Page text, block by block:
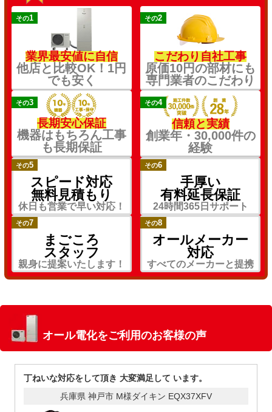
その1
業界最安値に自信
他店と比較OK！1円
でも安く
その2
こだわり自社工事
原価10円の部材にも
専門業者のこだわり
その3
長期安心保証
機器はもちろん工事
も長期保証
その4
信頼と実績
創業年・30,000件の
経験
その5
スピード対応
無料見積もり
休日も営業で早い対応！
その6
手厚い
有料延長保証
24時間365日サポート
その7
まごころ
スタッフ
親身に提案いたします！
その8
オールメーカー
対応
すべてのメーカーと提携
オール電化をご利用のお客様の声
丁ねいな対応をして頂き 大変満足して います。
兵庫県 神戸市 M様ダイキン EQX37XFV